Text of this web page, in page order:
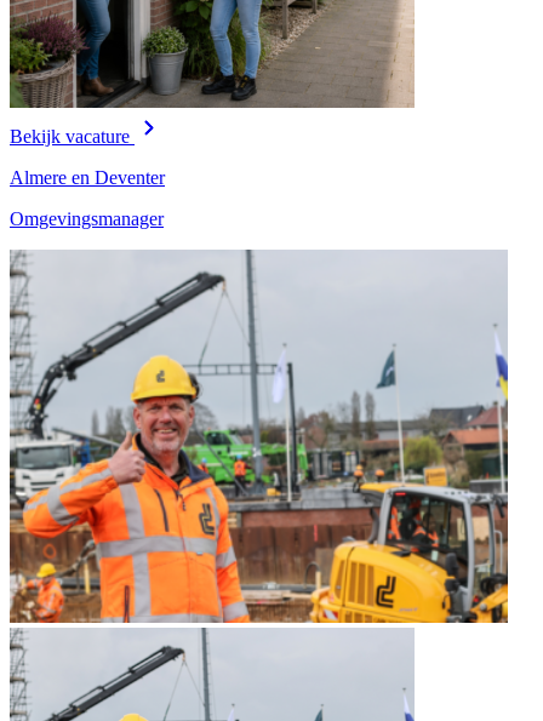
Bekijk vacature
Almere en Deventer
Omgevingsmanager